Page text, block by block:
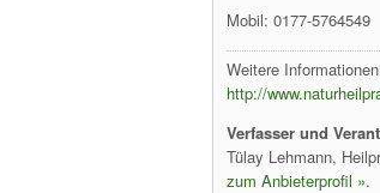
Mobil: 0177-5764549
Weitere
http://
Verfasser und
Tülay Lehmann,
zum Anbieterprofil ».